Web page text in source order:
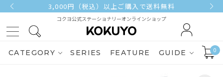
3,000円（税込）以上ご購入で送料無料
コクヨ公式ステーショナリーオンラインショップ
CATEGORY SERIES FEATURE GUIDE 0